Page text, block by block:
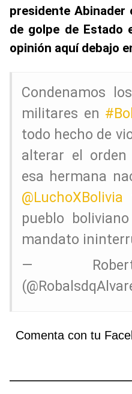
presidente
de golpe de Estado
opinión aquí debajo
Condenamos
militares en
todo hecho de
alterar el
esa hermana
@LuchoXBolivia
pueblo
mandato
—
Comenta con tu